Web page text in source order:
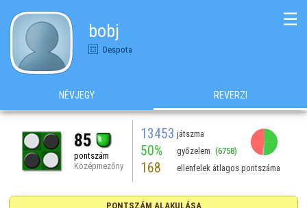
bobj
Despota
☰
NÉVJEGY REVERZI
85
pontszám
Középmezőny
13453 játszma
50% győzelem (6758)
168 ellenfelek átlagos pontszáma
PONTSZÁM ALAKULÁSA